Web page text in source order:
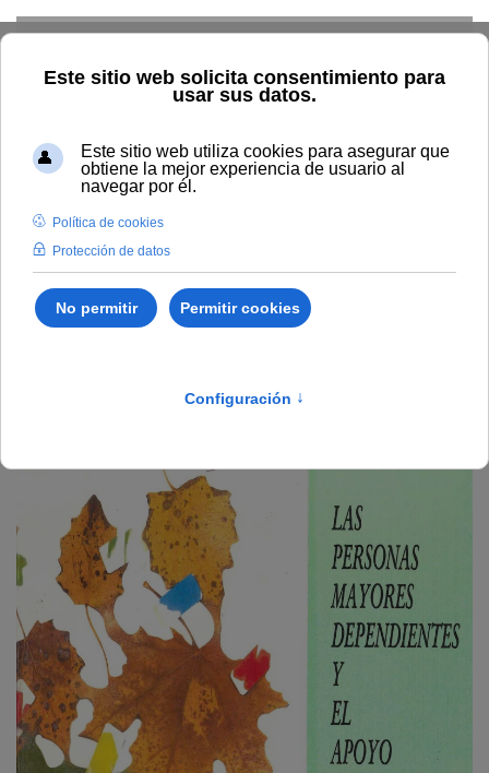
Inicio Estudiar Oferta académica
Publicaciones
Ciencias Sociales
Las personas mayores dependientes y el
Las personas mayores
dependientes y el apoyo